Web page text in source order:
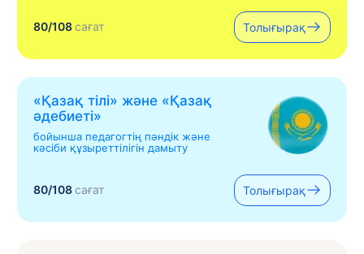
80/108сағат Толығырақ
«Қазақ тілі» жəне «Қазақ
əдебиеті»
бойынша педагогтің пәндік және
кәсіби құзыреттілігін дамыту
80/108сағат Толығырақ